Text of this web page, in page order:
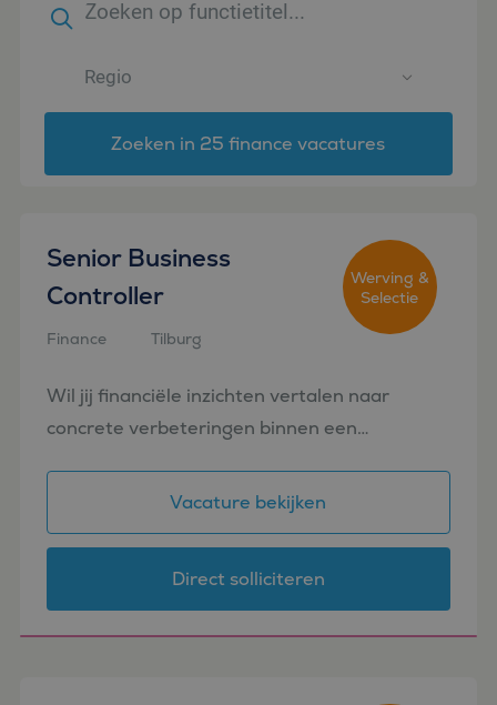
Zoeken in 25 finance vacatures
Senior Business
Controller
Finance Tilburg
Werving &
Selectie
Wil jij financiële inzichten vertalen naar
concrete verbeteringen binnen een
Senior Business Controller Transport werk je
Vacature bekijken
Direct solliciteren